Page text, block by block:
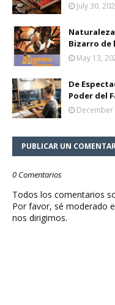
July 30,
Bizarro de
May 13,
De
Poder del
December
PUBLICAR UN
0 Comentarios
Todos los comentarios
Por favor, sé moderado
nos dirigimos.